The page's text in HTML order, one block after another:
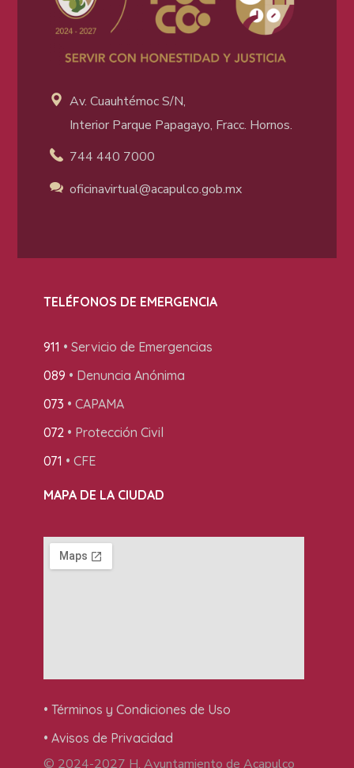
Av. Cuauhtémoc S/N,
Interior Parque Papagayo, Fracc. Hornos.
744 440 7000
oficinavirtual@acapulco.gob.mx
TELÉFONOS DE EMERGENCIA
911 • Servicio de Emergencias
089 • Denuncia Anónima
073 • CAPAMA
072 • Protección Civil
071 • CFE
MAPA DE LA CIUDAD
• Términos y Condiciones de Uso
• Avisos de Privacidad
© 2024-2027 H. Ayuntamiento de Acapulco